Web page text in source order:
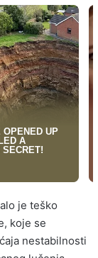
je teško
koje se
nestabilnosti